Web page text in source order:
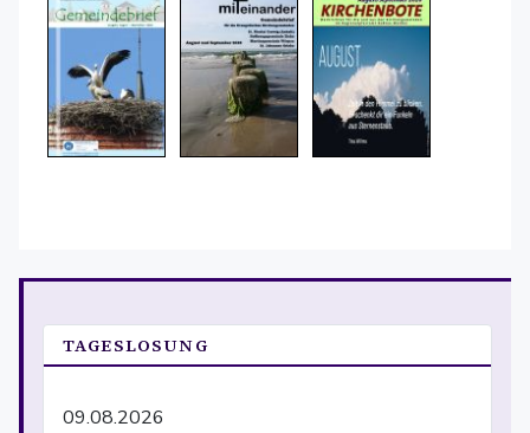
TAGESLOSUNG
09.08.2026